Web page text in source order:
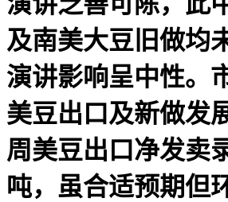
及南美大豆旧做均
演讲影响呈中性。
美豆出口及新做发
周美豆出口净发卖
吨，虽合适预期但